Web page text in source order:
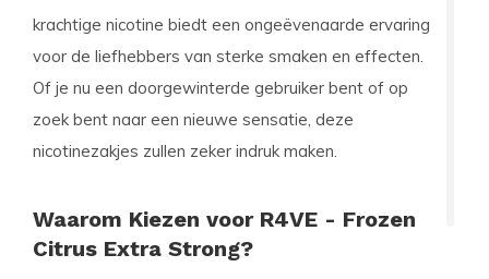
krachtige nicotine biedt een ongeëvenaarde ervaring
voor de liefhebbers van sterke smaken en effecten.
Of je nu een doorgewinterde gebruiker bent of op
zoek bent naar een nieuwe sensatie, deze
nicotinezakjes zullen zeker indruk maken.
Waarom Kiezen voor R4VE - Frozen
Citrus Extra Strong?